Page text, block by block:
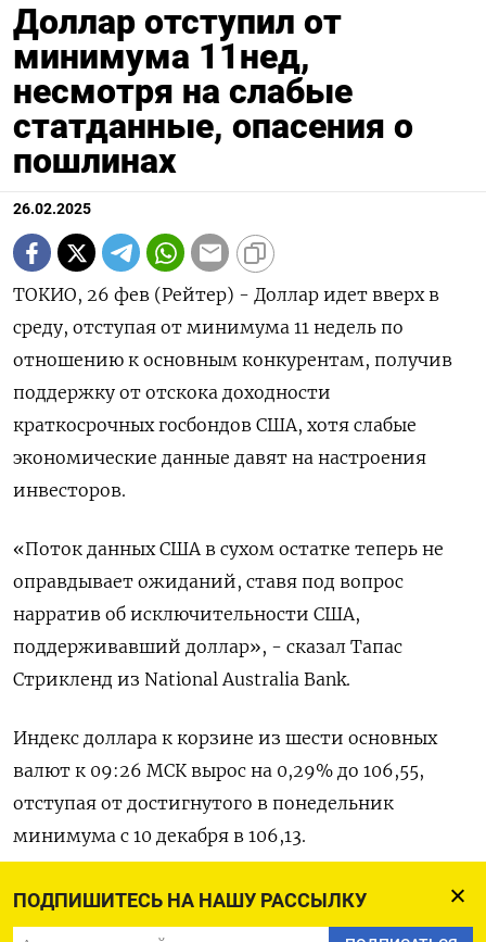
ПОДПИШИТЕСЬ НА НАШУ РАССЫЛКУ
Доллар отступил от
минимума 11нед,
несмотря на слабые
статданные, опасения о
пошлинах
26.02.2025
ТОКИО, 26 фев (Рейтер) - Доллар идет вверх в
среду, отступая от минимума 11 недель по
отношению к основным конкурентам, получив
поддержку от отскока доходности
краткосрочных госбондов США, хотя слабые
экономические данные давят на настроения
инвесторов.
«Поток данных США в сухом остатке теперь не
оправдывает ожиданий, ставя под вопрос
нарратив об исключительности США,
поддерживавший доллар», - сказал Тапас
Стрикленд из National Australia Bank.
Индекс доллара к корзине из шести основных
валют к 09:26 МСК вырос на 0,29% до 106,55​,
отступая от достигнутого в понедельник
минимума с 10 декабря в 106,13.
«Зеленый» накануне просел на 0,5% после того,
как данные США показали, что индекс